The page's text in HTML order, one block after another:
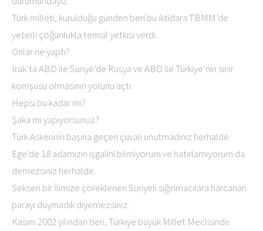
Türk milleti, kurulduğu günden beri bu iktidara TBMM’de
yeterli çoğunlukla temsil yetkisi verdi.
Onlar ne yaptı?
Irak’ta ABD ile Suriye’de Rusya ve ABD ile Türkiye’nin sınır
komşusu olmasının yolunu açtı.
Hepsi bu kadar mı?
Şaka mı yapıyorsunuz?
Türk Askerinin başına geçen çuvalı unutmadınız herhalde.
Ege’de 18 adamızın işgalini bilmiyorum ve hatırlamıyorum da
demezsiniz herhalde.
Seksen bir İlimize çöreklenen Suriyeli sığınmacılara harcanan
parayı duymadık diyemezsiniz.
Kasım 2002 yılından beri, Türkiye büyük Millet Meclisinde